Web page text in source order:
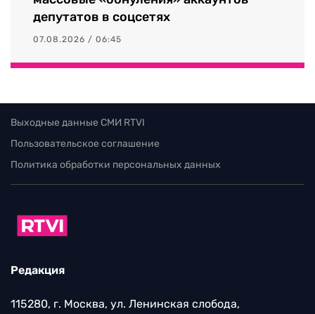
депутатов в соцсетях
07.08.2026 / 06:45
Выходные данные СМИ RTVI
Пользовательское соглашение
Политика обработки персональных данных
Редакция
115280, г. Москва, ул. Ленинская слобода,